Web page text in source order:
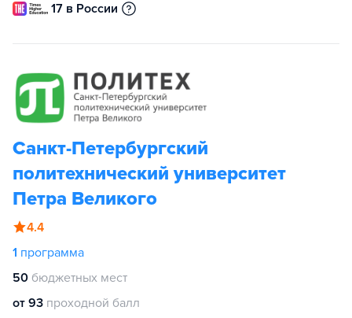
17 в России
Санкт-Петербургский
политехнический университет
Петра Великого
4.4
1 программа
50 бюджетных мест
от 93 проходной балл